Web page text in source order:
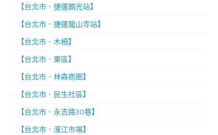
【台北市．捷運麟光站】
【台北市．捷運龍山寺站】
【台北市．木柵】
【台北市．東區】
【台北市．林森商圈】
【台北市．民生社區】
【台北市．永吉路30巷】
【台北市．濱江市場】